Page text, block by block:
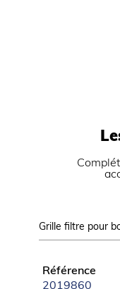
Grille filtre pour
Référence
2019860